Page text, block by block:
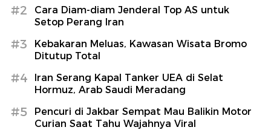
#2
Cara Diam-diam Jenderal Top AS untuk
Setop Perang Iran
#3
Kebakaran Meluas, Kawasan Wisata Bromo
Ditutup Total
#4
Iran Serang Kapal Tanker UEA di Selat
Hormuz, Arab Saudi Meradang
#5
Pencuri di Jakbar Sempat Mau Balikin Motor
Curian Saat Tahu Wajahnya Viral